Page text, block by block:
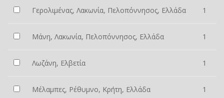
Γερολιμένας, Λακωνία, Πελοπόννησος, Ελλάδα 1
Μάνη, Λακωνία, Πελοπόννησος, Ελλάδα 1
Λωζάνη, Ελβετία 1
Μέλαμπες, Ρέθυμνο, Κρήτη, Ελλάδα 1